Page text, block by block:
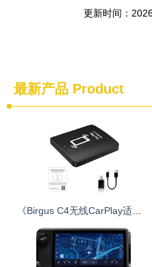
更新时间：
最新产品 Product
《Birgus C4无线CarPlay适配器评测 轻松升级你的车载智能体验》